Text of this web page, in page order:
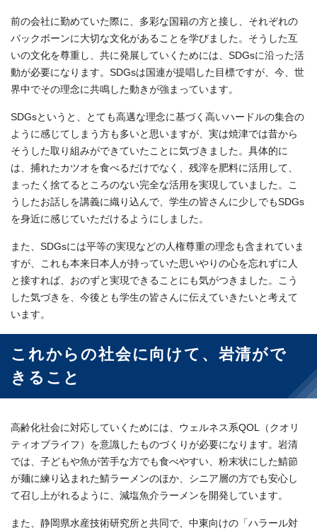
前の会社に勤めていた際に、多彩な国籍の方と接し、それぞれの
バックボーンに大切な文化があることを学びました。そうした互
いの文化を尊重し、共に発展していくためには、SDGsに沿った活
動が必要になります。SDGsは国連が提唱した目標ですが、今、世
界中でその理念に共鳴した動きが強まっています。
SDGsというと、とても高邁な理念に基づく高いハードルの集合の
ように感じてしまう方も多いと思いますが、実は焼津では昔から
そうした取り組みができていたことに気づきました。具体的に
は、捕れたカツオを食べるだけでなく、残滓を肥料に活用して、
まったく捨てるところのない完全な活用を実現していました。こ
うしたお話しを講義に織り込んで、学生の皆さんに少しでもSDGs
を身近に感じていただけるようにしました。
また、SDGsには平等の実現などの人権尊重の理念も含まれていま
すが、これも本来日本人が持っていた思いやりの心を忘れずに人
と接すれば、おのずと実現できることにも気がつきました。こう
した気づきを、今後とも学生の皆さんに伝えていきたいと考えて
います。
これからの社会に向けて、岩清がで
きること
高齢化社会に対応していくためには、ウェルネス系QOL（クオリ
ティオブライフ）を意識したものづくりが必要になります。岩清
では、子どもや魚が苦手な方でも食べやすい、粉末状にした鯖節
が麺に練り込まれた鯖ラーメンのほか、シニア層の方でも安心し
て召し上がれるように、減塩魚介ラーメンを開発しています。
また、静岡県水産技術研究所と共同で、中東向けの「ハラール対